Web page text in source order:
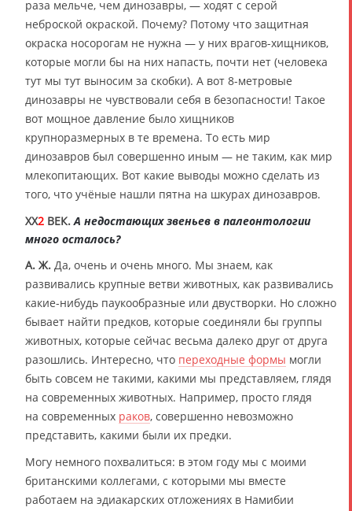
раза мельче, чем динозавры, — ходят с серой
неброской окраской. Почему? Потому что защитная
окраска носорогам не нужна — у них врагов-хищников,
которые могли бы на них напасть, почти нет (человека
тут мы тут выносим за скобки). А вот 8-метровые
динозавры не чувствовали себя в безопасности! Такое
вот мощное давление было хищников
крупноразмерных в те времена. То есть мир
динозавров был совершенно иным — не таким, как мир
млекопитающих. Вот какие выводы можно сделать из
того, что учёные нашли пятна на шкурах динозавров.
XX2 ВЕК. А недостающих звеньев в палеонтологии
много осталось?
А. Ж. Да, очень и очень много. Мы знаем, как
развивались крупные ветви животных, как развивались
какие-нибудь паукообразные или двустворки. Но сложно
бывает найти предков, которые соединяли бы группы
животных, которые сейчас весьма далеко друг от друга
разошлись. Интересно, что переходные формы могли
быть совсем не такими, какими мы представляем, глядя
на современных животных. Например, просто глядя
на современных раков, совершенно невозможно
представить, какими были их предки.
Могу немного похвалиться: в этом году мы с моими
британскими коллегами, с которыми мы вместе
работаем на эдиакарских отложениях в Намибии